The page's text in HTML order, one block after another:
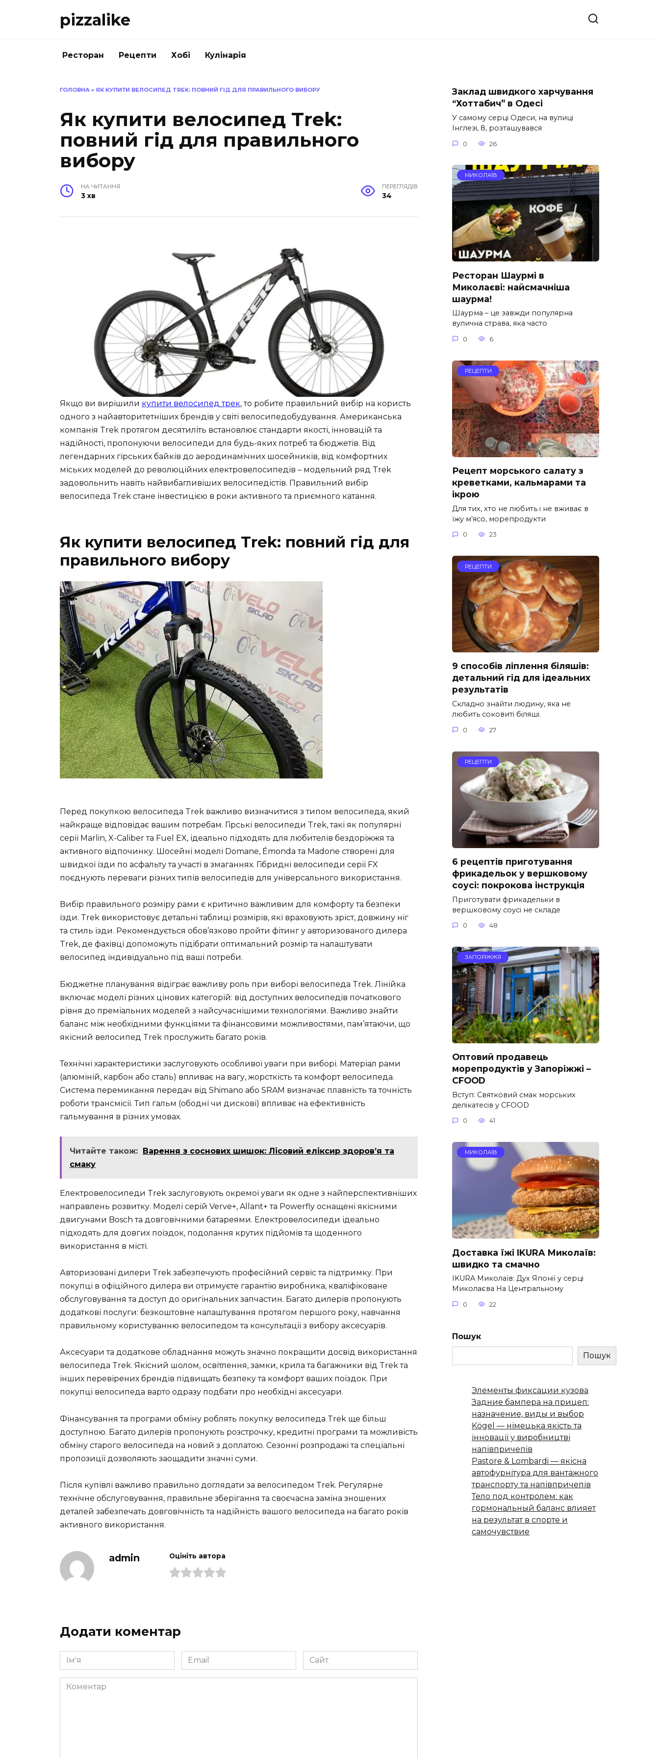
pizzalike
Ресторан Рецепти Хобі Кулінарія
ГОЛОВНА » ЯК КУПИТИ ВЕЛОСИПЕД TREK: ПОВНИЙ ГІД ДЛЯ ПРАВИЛЬНОГО ВИБОРУ
Як купити велосипед Trek:
повний гід для правильного
вибору
НА ЧИТАННЯ
3 хв
ПЕРЕГЛЯДІВ
34
Якщо ви вирішили купити велосипед трек, то робите правильний вибір на користь
одного з найавторитетніших брендів у світі велосипедобудування. Американська
компанія Trek протягом десятиліть встановлює стандарти якості, інновацій та
надійності, пропонуючи велосипеди для будь-яких потреб та бюджетів. Від
легендарних гірських байків до аеродинамічних шосейників, від комфортних
міських моделей до революційних електровелосипедів – модельний ряд Trek
задовольнить навіть найвибагливіших велосипедістів. Правильний вибір
велосипеда Trek стане інвестицією в роки активного та приємного катання.
Як купити велосипед Trek: повний гід для
правильного вибору
Перед покупкою велосипеда Trek важливо визначитися з типом велосипеда, який
найкраще відповідає вашим потребам. Гірські велосипеди Trek, такі як популярні
серії Marlin, X-Caliber та Fuel EX, ідеально підходять для любителів бездоріжжя та
активного відпочинку. Шосейні моделі Domane, Émonda та Madone створені для
швидкої їзди по асфальту та участі в змаганнях. Гібридні велосипеди серії FX
поєднують переваги різних типів велосипедів для універсального використання.
Вибір правильного розміру рами є критично важливим для комфорту та безпеки
їзди. Trek використовує детальні таблиці розмірів, які враховують зріст, довжину ніг
та стиль їзди. Рекомендується обов’язково пройти фітинг у авторизованого дилера
Trek, де фахівці допоможуть підібрати оптимальний розмір та налаштувати
велосипед індивідуально під ваші потреби.
Бюджетне планування відіграє важливу роль при виборі велосипеда Trek. Лінійка
включає моделі різних цінових категорій: від доступних велосипедів початкового
рівня до преміальних моделей з найсучаснішими технологіями. Важливо знайти
баланс між необхідними функціями та фінансовими можливостями, пам’ятаючи, що
якісний велосипед Trek прослужить багато років.
Технічні характеристики заслуговують особливої уваги при виборі. Матеріал рами
(алюміній, карбон або сталь) впливає на вагу, жорсткість та комфорт велосипеда.
Система перемикання передач від Shimano або SRAM визначає плавність та точність
роботи трансмісії. Тип гальм (ободні чи дискові) впливає на ефективність
гальмування в різних умовах.
Читайте також: Варення з соснових шишок: Лісовий еліксир здоров’я та
смаку
Електровелосипеди Trek заслуговують окремої уваги як одне з найперспективніших
направлень розвитку. Моделі серій Verve+, Allant+ та Powerfly оснащені якісними
двигунами Bosch та довговічними батареями. Електровелосипеди ідеально
підходять для довгих поїздок, подолання крутих підйомів та щоденного
використання в місті.
Авторизовані дилери Trek забезпечують професійний сервіс та підтримку. При
покупці в офіційного дилера ви отримуєте гарантію виробника, кваліфіковане
обслуговування та доступ до оригінальних запчастин. Багато дилерів пропонують
додаткові послуги: безкоштовне налаштування протягом першого року, навчання
правильному користуванню велосипедом та консультації з вибору аксесуарів.
Аксесуари та додаткове обладнання можуть значно покращити досвід використання
велосипеда Trek. Якісний шолом, освітлення, замки, крила та багажники від Trek та
інших перевірених брендів підвищать безпеку та комфорт ваших поїздок. При
покупці велосипеда варто одразу подбати про необхідні аксесуари.
Фінансування та програми обміну роблять покупку велосипеда Trek ще більш
доступною. Багато дилерів пропонують розстрочку, кредитні програми та можливість
обміну старого велосипеда на новий з доплатою. Сезонні розпродажі та спеціальні
пропозиції дозволяють заощадити значні суми.
Після купівлі важливо правильно доглядати за велосипедом Trek. Регулярне
технічне обслуговування, правильне зберігання та своєчасна заміна зношених
деталей забезпечать довговічність та надійність вашого велосипеда на багато років
активного використання.
admin Оцініть автора
Додати коментар
Ім'я
*
Email
*
Сайт
Коментар
Заклад швидкого харчування
“Хоттабич” в Одесі
У самому серці Одеси, на вулиці
Інглезі, 8, розташувався
0 26
МИКОЛАЇВ
Ресторан Шаурмі в
Миколаєві: найсмачніша
шаурма!
Шаурма – це завжди популярна
вулична страва, яка часто
0 6
РЕЦЕПТИ
Рецепт морського салату з
креветками, кальмарами та
ікрою
Для тих, хто не любить і не вживає в
їжу м’ясо, морепродукти
0 23
РЕЦЕПТИ
9 способів ліплення біляшів:
детальний гід для ідеальних
результатів
Складно знайти людину, яка не
любить соковиті біляші.
0 27
РЕЦЕПТИ
6 рецептів приготування
фрикадельок у вершковому
соусі: покрокова інструкція
Приготувати фрикадельки в
вершковому соусі не складе
0 48
ЗАПОРІЖЖЯ
Оптовий продавець
морепродуктів у Запоріжжі –
CFOOD
Вступ: Святковий смак морських
делікатесів у CFOOD
0 41
МИКОЛАЇВ
Доставка їжі IKURA Миколаїв:
швидко та смачно
IKURA Миколаїв: Дух Японії у серці
Миколаєва На Центральному
0 22
Пошук
Пошук
Элементы фиксации кузова
Задние бампера на прицеп:
назначение, виды и выбор
Kögel — німецька якість та
інновації у виробництві
напівпричепів
Pastore & Lombardi — якісна
автофурнітура для вантажного
транспорту та напівпричепів
Тело под контролем: как
гормональный баланс влияет
на результат в спорте и
самочувствие